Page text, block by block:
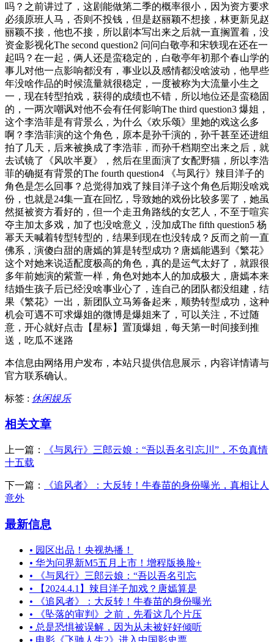
吗？之前讲过了，这剧能做第二季的概率很小，因为资方要求
必须原班人马，否则不投钱，但是赵丽颖不想接，林更新见赵
丽颖不接，他也不接，所以剧本写出来之后就一直搁置着，没
资金影视化The second question2 问问白敬亭和宋轶现在还在一
起吗？在一起，俩人还是蛮稳定的，白敬亭年初那个春山学的
事儿对他一点影响都没有，事业以及感情都没啥波动，他早些
年没啥作品的时候流量就很稳定，一度被称为大流量小生之
一，现在转型拍戏，获得的成绩也不错，所以地位还是蛮稳固
的，一两次嘲讽对他不会有任何影响The third question3 爆姐，
这个李浩菲是有背景么，为什么《欢乐颂》里她的戏这么多
啊？李浩菲演的这个角色，原本是孙千演的，孙千甚至还进组
拍了几天，后来被换成了李浩菲，而孙千档期空出来之后，就
去试镜了《风吹半夏》，然后在里面演了女配野猫，所以李浩
菲的确挺有背景的The fourth question4 《与凤行》辣目洋子的
角色是怎么回事？总觉得加戏了辣目洋子这个角色后期没啥戏
份，也就是24集一直在回忆，导致她的戏份比较多罢了，她虽
然挺被资方看好的，但一个走丑角路线的女艺人，不至于喧宾
夺主加太多戏，加了也没啥意义，没加成The fifth question5 杨
幂天天喊着转型转型的，结果到现在也没转成？反而之前一直
佛系，演傻白甜的唐嫣的算是转型成功？唐嫣能遇到《繁花》
这个对她来说适配度极高的角色，真的是运气太好了，就跟很
多年前她演的紫萱一样，角色对她本人的加成极大，唐嫣本来
结婚生孩子后已经没啥事业心了，连自己的团队都没组建，结
果《繁花》一出，新团队立马筹备起来，顺势转型成功，这种
机会可遇不可求爆姐的微博是爆姐来了，可以关注，不过随
意，开心就好点击【星标】置顶爆姐，每天第一时间接到推
送，吃瓜不迷路
本信息由网络用户发布， 本站只提供信息展示，内容详情请与
官方联系确认。
标签 : 休闲娱乐
相关文章
上一篇：
《与凤行》三郎云娘：“吾以吾名引忘川”，不负真情
十五载
下一篇：
《追风者》：大反转！牛春苗的身份曝光，真相让人
意外
最新信息
• 园区出品！央视热播！
• 华为问界新M5五月上市！增程版换脸+
• 《与凤行》三郎云娘：“吾以吾名引忘
• 【2024.4.1】辣目洋子加戏？唐嫣算是
• 《追风者》：大反转！牛春苗的身份曝光
• 《坠落的审判》之前，先看这几个片压
• 总是恐惧被误解，因为从未被好好倾听
• 电影《飞驰人生2》进入中国影史票